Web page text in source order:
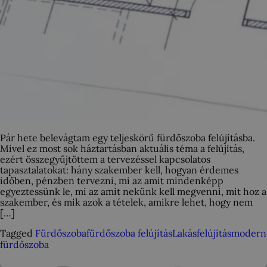
Pár hete belevágtam egy teljeskörű fürdőszoba felújításba.
Mivel ez most sok háztartásban aktuális téma a felújítás,
ezért összegyűjtöttem a tervezéssel kapcsolatos
tapasztalatokat: hány szakember kell, hogyan érdemes
időben, pénzben tervezni, mi az amit mindenképp
egyeztessünk le, mi az amit nekünk kell megvenni, mit hoz a
szakember, és mik azok a tételek, amikre lehet, hogy nem
[…]
Tagged Fürdőszobafürdőszoba felújításLakásfelújításmodern
fürdőszoba